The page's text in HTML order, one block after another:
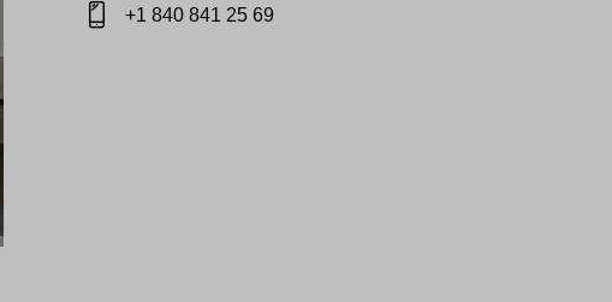
+1 840 841 25 69